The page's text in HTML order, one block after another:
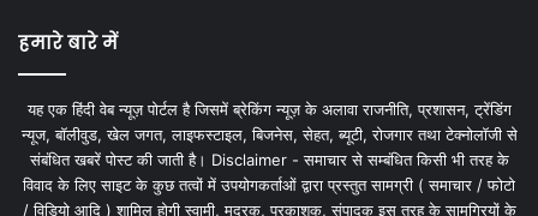
हमारे बारे में
यह एक हिंदी वेब न्यूज़ पोर्टल है जिसमें ब्रेकिंग न्यूज़ के अलावा राजनीति, प्रशासन, ट्रेंडिंग
न्यूज, बॉलीवुड, खेल जगत, लाइफस्टाइल, बिजनेस, सेहत, ब्यूटी, रोजगार तथा टेक्नोलॉजी से
संबंधित खबरें पोस्ट की जाती है। Disclaimer - समाचार से सम्बंधित किसी भी तरह के
विवाद के लिए साइट के कुछ तत्वों में उपयोगकर्ताओं द्वारा प्रस्तुत सामग्री ( समाचार / फोटो
/ विडियो आदि ) शामिल होगी स्वामी, मुद्रक, प्रकाशक, संपादक इस तरह के सामग्रियों के